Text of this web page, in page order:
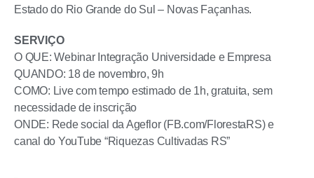
Estado do Rio Grande do Sul – Novas Façanhas.
SERVIÇO
O QUE: Webinar Integração Universidade e Empresa
QUANDO: 18 de novembro, 9h
COMO: Live com tempo estimado de 1h, gratuita, sem
necessidade de inscrição
ONDE: Rede social da Ageflor (FB.com/FlorestaRS) e
canal do YouTube “Riquezas Cultivadas RS”